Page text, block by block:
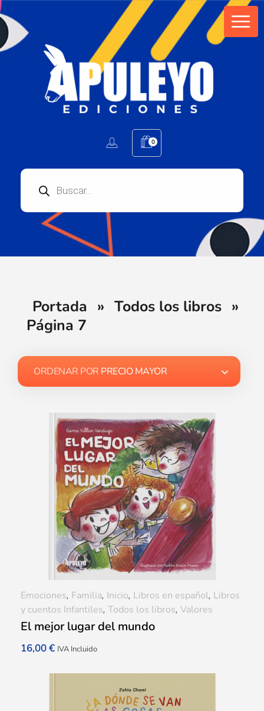
0
Portada » Todos los libros »
Página 7
ORDENAR POR PRECIO MAYOR
El mejor lugar del mundo
16,00€ IVA Incluido
Emociones, Familia, Inicio, Libros en español, Libros
y cuentos Infantiles, Todos los libros, Valores